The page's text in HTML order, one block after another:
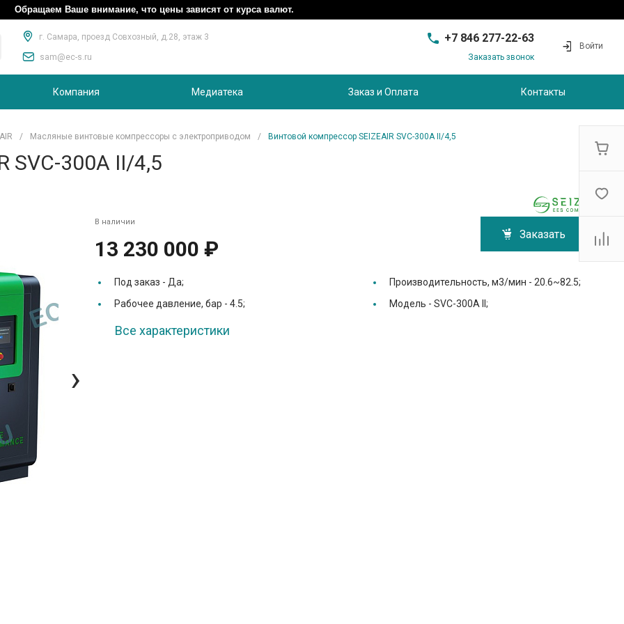
Обращаем Ваше внимание, что цены зависят от курса валют.
г. Самара, проезд Совхозный, д.28, этаж 3
sam@ec-s.ru
+7 846 277-22-63
+7 846 277-22-63
Совхозный, д.28, этаж 3
Заказать звонок
Войти
Компания Медиатека Заказ и Оплата Контакты
/ Масляные винтовые компрессоры с электроприводом / Винтовой компрессор SEIZEAIR SVC-300A II/4,5
SVC-300A II/4,5
›
В наличии
13 230 000 ₽
Заказать
Под заказ - Да; Производительность, м3/мин - 20.6~82.5;
Рабочее давление, бар -4.5; Модель -SVC-300A II;
Все характеристики